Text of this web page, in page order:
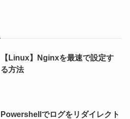
【Linux】Nginxを最速で設定す
る方法
Powershellでログをリダイレクト